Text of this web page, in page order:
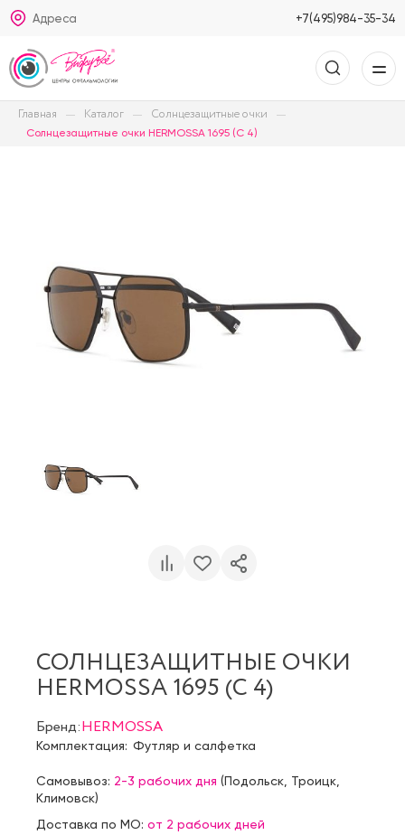
Адреса +7(495)984-35-34
Главная Каталог Солнцезащитные очки
Солнцезащитные очки HERMOSSA 1695 (C 4)
СОЛНЦЕЗАЩИТНЫЕ ОЧКИ
HERMOSSA 1695 (C 4)
Бренд:HERMOSSA
Комплектация: Футляр и салфетка
Самовывоз: 2-3 рабочих дня (Подольск Троицк
Климовск)
Доставка по МО: от 2 рабочих дней